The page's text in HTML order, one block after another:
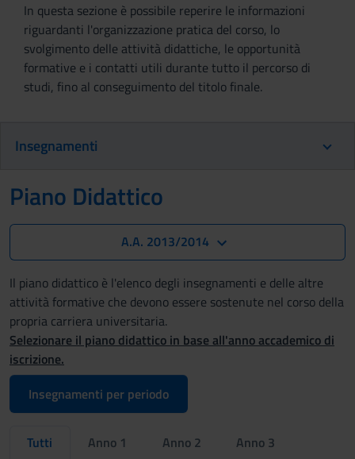
In questa sezione è possibile reperire le informazioni
riguardanti l'organizzazione pratica del corso, lo
svolgimento delle attività didattiche, le opportunità
formative e i contatti utili durante tutto il percorso di
studi, fino al conseguimento del titolo finale.
Insegnamenti
Piano Didattico
A.A. 2013/2014
Il piano didattico è l'elenco degli insegnamenti e delle altre
attività formative che devono essere sostenute nel corso della
propria carriera universitaria.
Selezionare il piano didattico in base all'anno accademico di
iscrizione.
Insegnamenti per periodo
Tutti Anno 1 Anno 2 Anno 3